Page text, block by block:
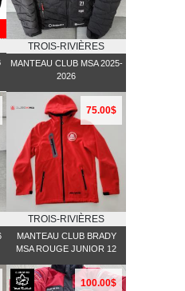
TROIS-RIVIÈRES
MANTEAU CLUB MSA 2025-
2026
75.00$
TROIS-RIVIÈRES
MANTEAU CLUB BRADY
MSA ROUGE JUNIOR 12
100.00$